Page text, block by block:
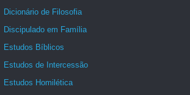
Dicionário de Filosofia
Discipulado em Família
Estudos Bíblicos
Estudos de Intercessão
Estudos Homilética